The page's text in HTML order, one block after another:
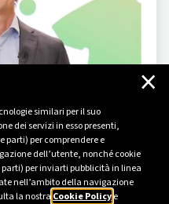
similari per il suo
dei servizi in esso presenti,
parti) per comprendere e
dell’utente, nonché cookie
per inviarti pubblicità in linea
nell’ambito della navigazione
la nostra Cookie Policye
×
Chain: la visione di